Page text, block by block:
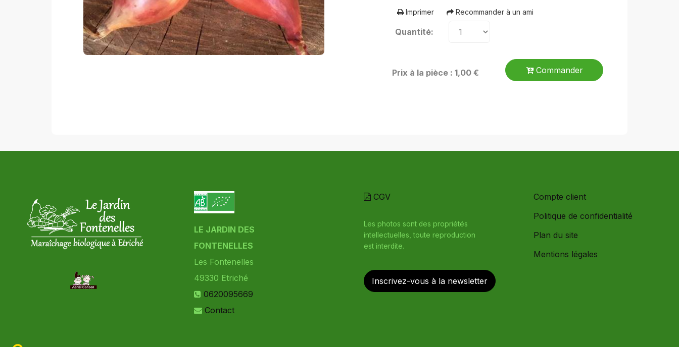
Imprimer Recommander à un ami
Quantité:
Prix à la pièce : 1,00 € Commander
LE JARDIN DES
FONTENELLES
Les Fontenelles
49330 Etriché
0620095669
Contact
CGV
Les photos sont des propriétés
intellectuelles, toute reproduction
est interdite.
Inscrivez-vous à la newsletter
Compte client
Politique de confidentialité
Plan du site
Mentions légales